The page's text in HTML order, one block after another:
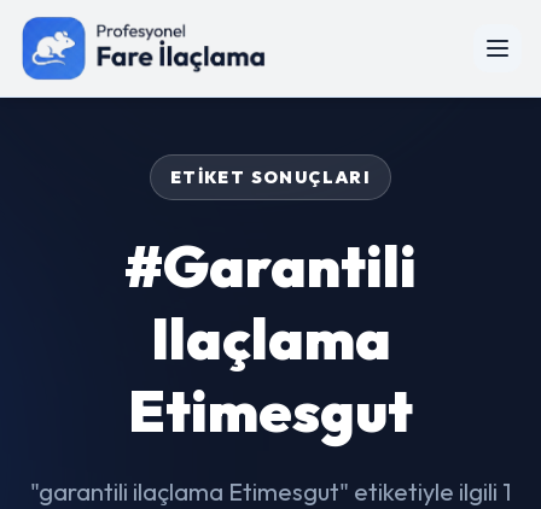
ETIKET SONUÇLARI
#garantili
Ilaçlama
Etimesgut
"garantili ilaçlama Etimesgut" etiketiyle ilgili 1